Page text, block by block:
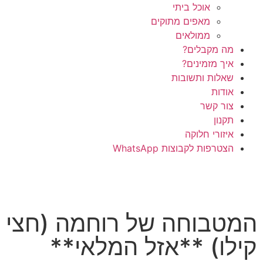
אוכל ביתי
מאפים מתוקים
ממולאים
מה מקבלים?
איך מזמינים?
שאלות ותשובות
אודות
צור קשר
תקנון
איזורי חלוקה
הצטרפות לקבוצות WhatsApp
המטבוחה של רוחמה (חצי
קילו) **אזל המלאי**